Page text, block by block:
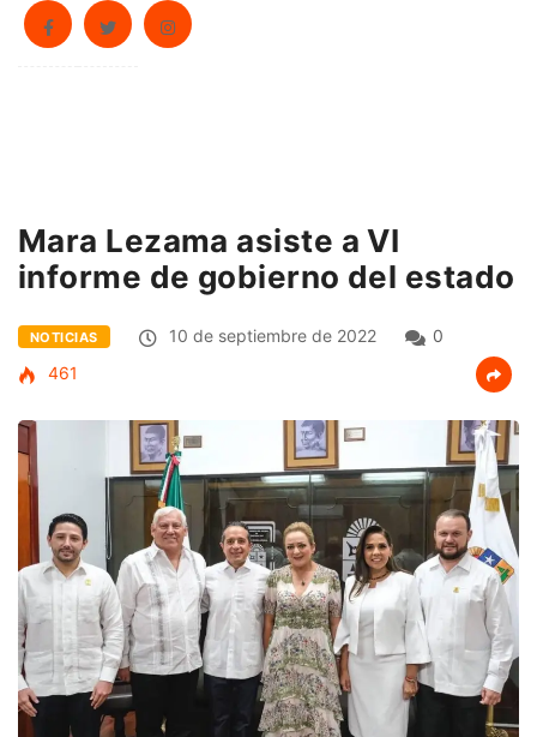
Mara Lezama asiste a VI
informe de gobierno del estado
NOTICIAS 10 de septiembre de 2022
0
461